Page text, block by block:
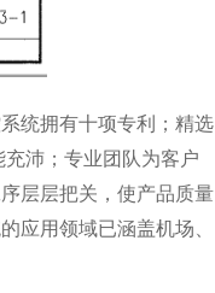
统拥有十项专利；精选
沛；专业团队为客户
层层把关，使产品质量
应用领域已涵盖机场、